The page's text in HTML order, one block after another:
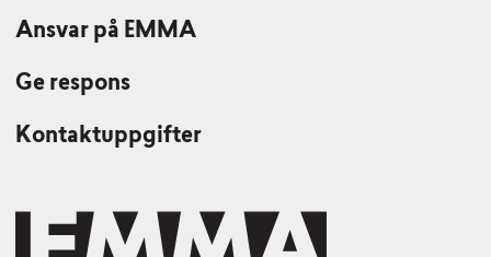
Ansvar på EMMA
Ge respons
Kontaktuppgifter